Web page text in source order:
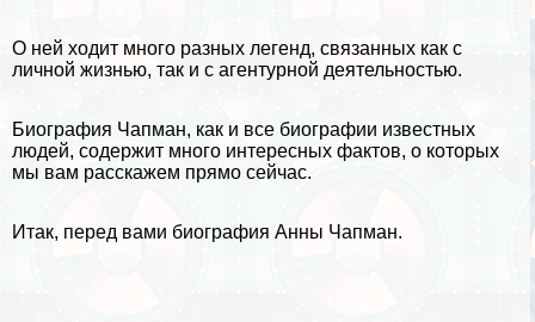
О ней ходит много разных легенд, связанных как с
личной жизнью, так и с агентурной деятельностью.
Биография Чапман, как и все биографии известных
людей, содержит много интересных фактов, о которых
мы вам расскажем прямо сейчас.
Итак, перед вами биография Анны Чапман.